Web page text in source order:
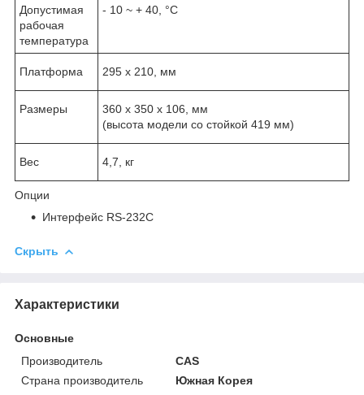
Допустимая
рабочая
температура
- 10 ~ + 40, °C
Платформа 295 х 210, мм
Размеры
360 х 350 х 106, мм
(высота модели со стойкой 419 мм)
Вес 4,7, кг
Опции
Интерфейс RS-232С
Скрыть
Характеристики
Основные
Производитель
CAS
Страна производитель
Южная Корея